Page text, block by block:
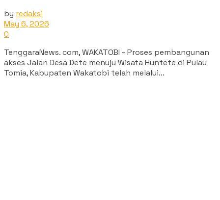
by redaksi
May 6, 2026
0
TenggaraNews. com, WAKATOBI - Proses pembangunan
akses Jalan Desa Dete menuju Wisata Huntete di Pulau
Tomia, Kabupaten Wakatobi telah melalui...